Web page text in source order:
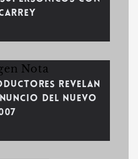
revelan
del nuevo